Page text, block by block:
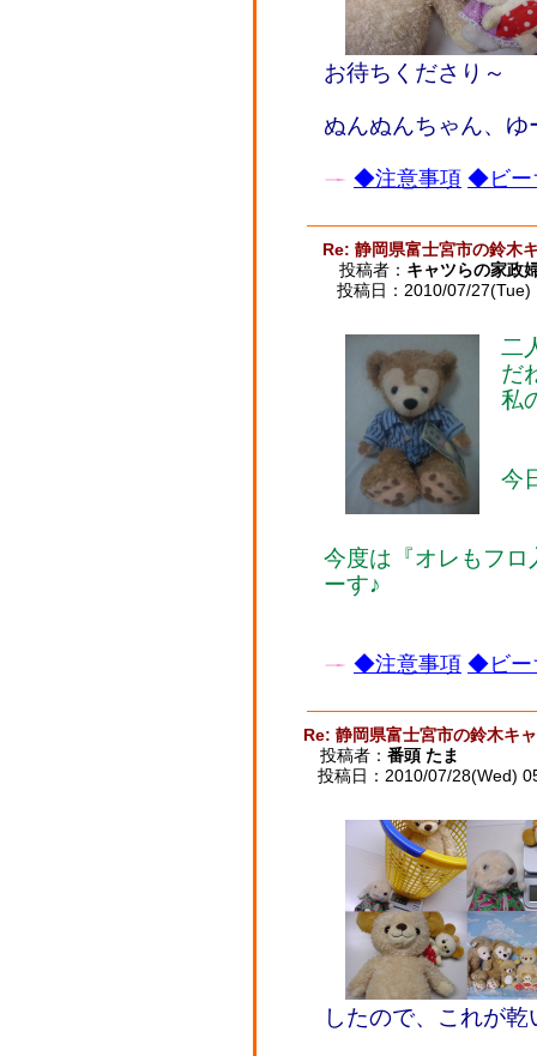
お待ちくださり～
ぬんぬんちゃん、
◆注意事項 ◆ビー
Re: 静岡県富士宮市の鈴木
投稿者： キャツらの家政
投稿日：2010/07/
二
だ
私
今
今度は『オレもフ
ーす♪
◆注意事項 ◆ビー
Re: 静岡県富士宮市の鈴木キ
投稿者： 番頭 たま
投稿日：2010/07/28(Wed)
したので、これが